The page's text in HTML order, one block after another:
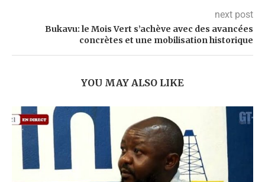
next post
Bukavu: le Mois Vert s’achève avec des avancées
concrètes et une mobilisation historique
YOU MAY ALSO LIKE